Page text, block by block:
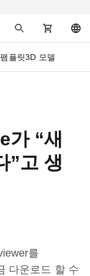
팸플릿3D 모델
가 “새
”고 생
를
다운로드 할 수